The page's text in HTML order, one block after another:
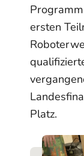
ersten
Platz.